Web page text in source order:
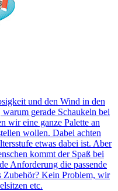
und den Wind in den
gerade Schaukeln bei
wir eine ganze Palette an
wollen. Dabei achten
etwas dabei ist. Aber
kommt der Spaß bei
Anforderung die passende
Zubehör? Kein Problem, wir
etc.